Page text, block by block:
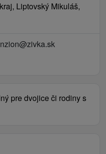
Liptovský Mikuláš,
pre dvojice či rodiny s